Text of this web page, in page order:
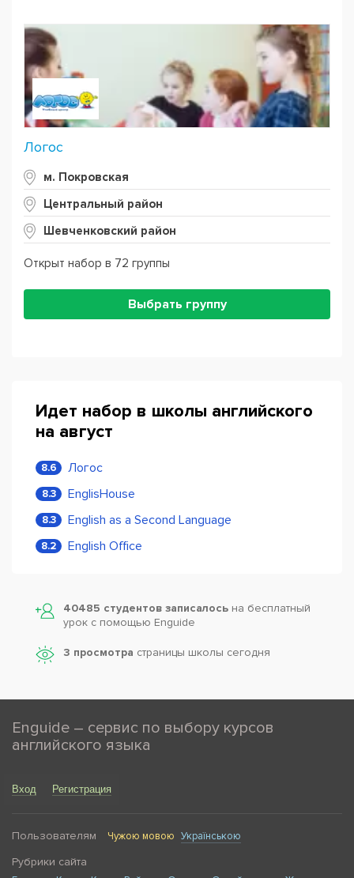
Логос
м. Покровская
Центральный район
Шевченковский район
Открыт набор в 72 группы
Выбрать группу
Идет набор в школы английского
на август
8.6 Логос
8.3 EnglisHouse
8.3 English as a Second Language
8.2 English Office
40485 студентов записалось на бесплатный
урок с помощью Enguide
3 просмотра страницы школы сегодня
Enguide – сервис по выбору курсов
английского языка
Вход Регистрация
Пользователям Чужою мовою Українською
Рубрики сайта